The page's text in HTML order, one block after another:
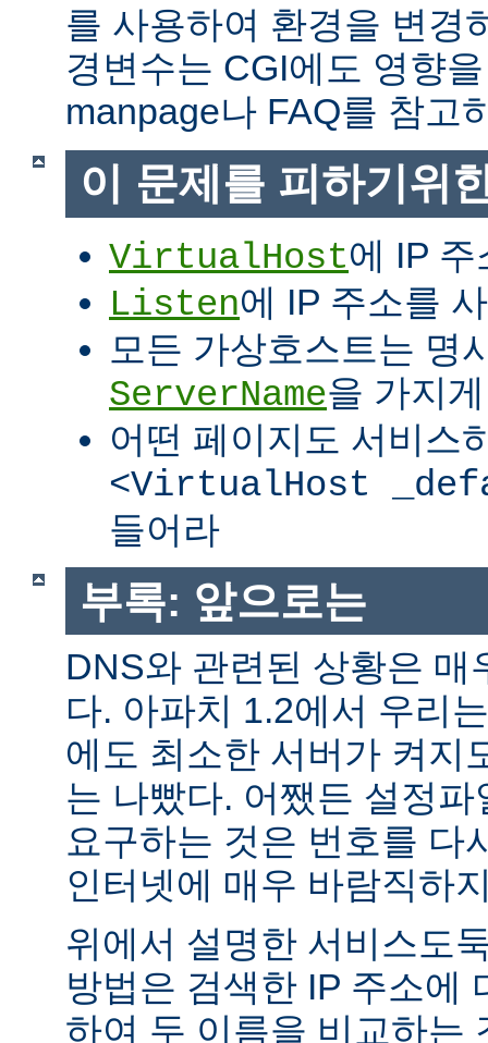
를 사용하여 환경을 변경
경변수는 CGI에도 영향
manpage나 FAQ를 참고
이 문제를 피하기위
VirtualHost에 IP
Listen에 IP 주소를
모든 가상호스트는 명
ServerName을 가지
어떤 페이지도 서비스
<VirtualHost
들어라
부록: 앞으로는
DNS와 관련된 상황은 매
다. 아파치 1.2에서 우리
에도 최소한 서버가 켜지
는 나빴다. 어쨌든 설정
요구하는 것은 번호를 다
인터넷에 매우 바람직하
위에서 설명한 서비스도
방법은 검색한 IP 주소에
하여 두 이름을 비교하는